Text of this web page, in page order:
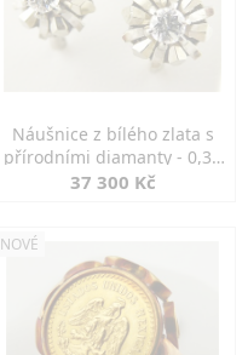
Náušnice z bílého zlata s
přírodními diamanty - 0,30
ct
37 300 Kč
NOVÉ